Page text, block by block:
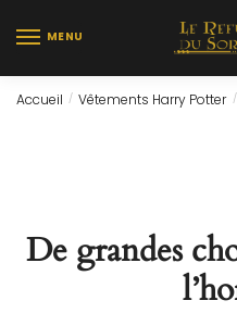
MENU
Accueil / Vêtements Harry Potter /
De grandes